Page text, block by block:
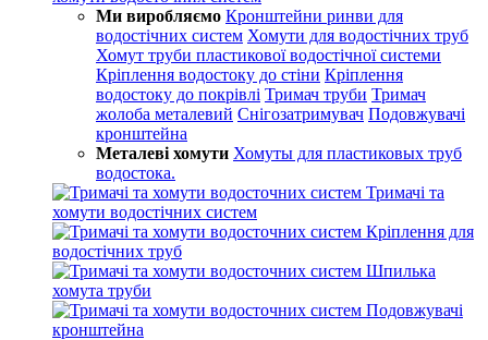
Ми виробляємо Кронштейни ринви для
водостічних систем Хомути для водостічних труб
Хомут труби пластикової водостічної системи
Кріплення водостоку до стіни Кріплення
водостоку до покрівлі Тримач труби Тримач
жолоба металевий Снігозатримувач Подовжувачі
кронштейна
Металеві хомути Хомуты для пластиковых труб
водостока.
Тримачі та
хомути водостічних систем
Кріплення для
водостічних труб
Шпилька
хомута труби
Подовжувачі
кронштейна